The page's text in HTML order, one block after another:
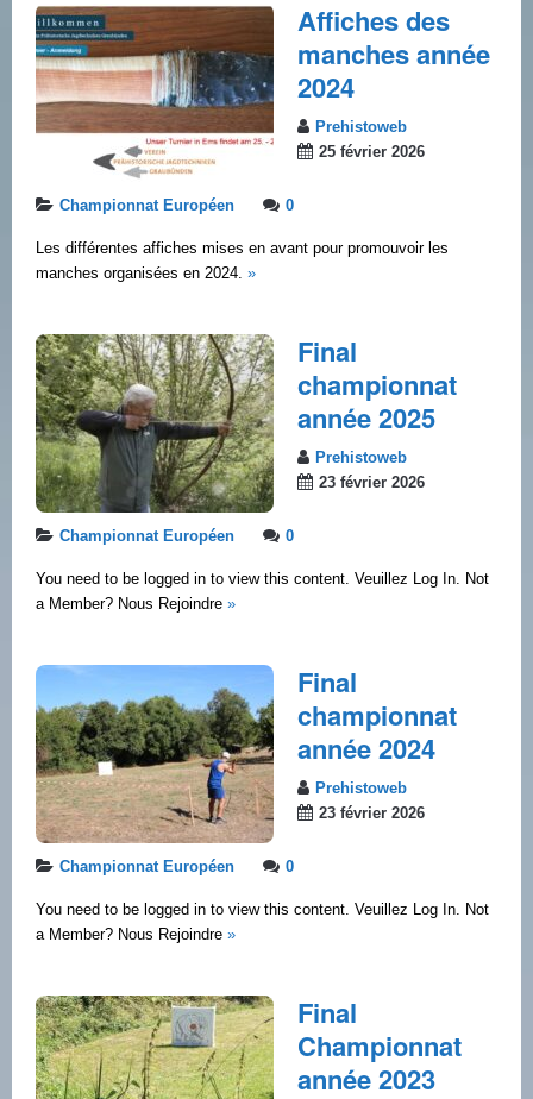
Affiches des
manches année
2024
Prehistoweb
25 février 2026
Championnat Européen 0
Les différentes affiches mises en avant pour promouvoir les
manches organisées en 2024. »
Final
championnat
année 2025
Prehistoweb
23 février 2026
Championnat Européen 0
You need to be logged in to view this content. Veuillez Log In. Not
a Member? Nous Rejoindre »
Final
championnat
année 2024
Prehistoweb
23 février 2026
Championnat Européen 0
You need to be logged in to view this content. Veuillez Log In. Not
a Member? Nous Rejoindre »
Final
Championnat
année 2023